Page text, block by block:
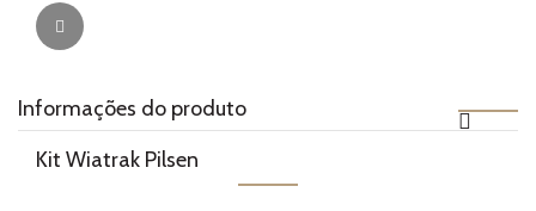
Informações do produto
Kit Wiatrak Pilsen